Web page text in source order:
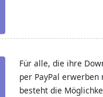
Für alle, die ihre
per PayPal erwerben
besteht die